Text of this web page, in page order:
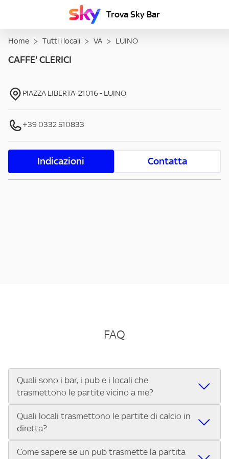
Trova Sky Bar
Home > Tutti i locali > VA > LUINO
CAFFE' CLERICI
PIAZZA LIBERTA' 21016- LUINO
+39 0332 510833
Indicazioni Contatta
FAQ
Quali sono i bar, i pub e i locali che
trasmettono le partite vicino a me?
Se cerchi un bar, pub, ristorante o locale vicino a te per
vedere le partite di Serie A ENILIVE, la Serie C Sky Wifi, la
UEFA Champions League, la UEFA Europa League, la UEFA
Conference League, il Tennis, la Formula 1®, la MotoGP™ e
Quali locali trasmettono le partite di calcio in
diretta?
Vuoi sapere quali bar, pub o ristoranti mostrano le partite
Come sapere se un pub trasmette la partita